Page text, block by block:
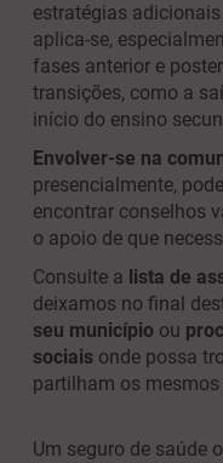
estratégias
aplica-se,
fases anterior e
transições, como a
início do ensino
Envolver-se na
presencialmente,
encontrar conselhos
o apoio de que
Consulte a lista de
deixamos no final
seu município ou
sociais onde possa
partilham os
Um seguro de saúde